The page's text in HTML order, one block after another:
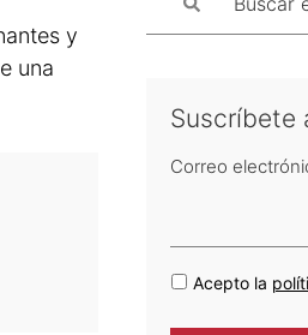
y
una
Suscríbete
Correo
Acepto la